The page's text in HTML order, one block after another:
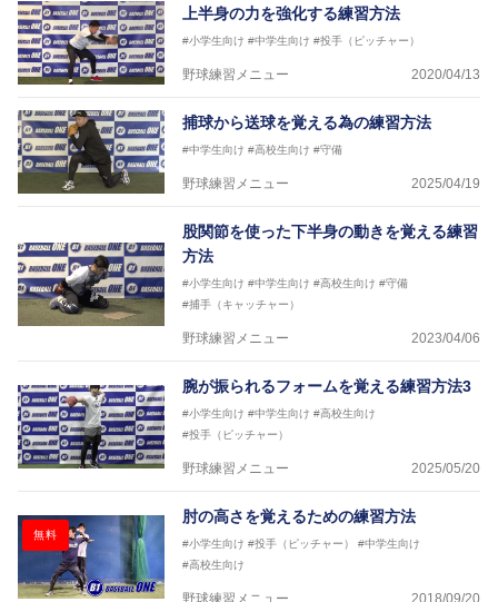
上半身の力を強化する練習方法
#小学生向け #中学生向け #投手（ピッチャー）
野球練習メニュー 2020/04/13
捕球から送球を覚える為の練習方法
#中学生向け #高校生向け #守備
野球練習メニュー 2025/04/19
股関節を使った下半身の動きを覚える練習
方法
#小学生向け #中学生向け #高校生向け #守備
#捕手（キャッチャー）
野球練習メニュー 2023/04/06
腕が振られるフォームを覚える練習方法3
#小学生向け #中学生向け #高校生向け
#投手（ピッチャー）
野球練習メニュー 2025/05/20
無料
肘の高さを覚えるための練習方法
#小学生向け #投手（ピッチャー）
#中学生向け
#高校生向け
野球練習メニュー 2018/09/20